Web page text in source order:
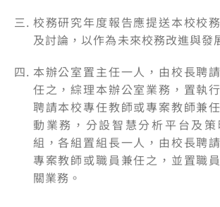
校務研究年度報告應提送本校校
及討論，以作為未來校務改進與發
本辦公室置主任一人，由校長聘
任之，綜理本辦公室業務，置執
聘請本校專任教師或專案教師兼
動業務，分設智慧分析平台及
組，各組置組長一人，由校長聘
專案教師或職員兼任之，並置職
關業務。